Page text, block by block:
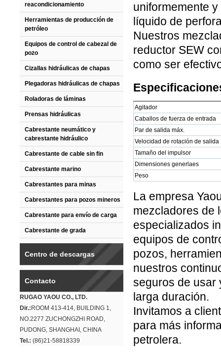
reacondicionamiento
Herramientas de producción de
petróleo
Equipos de control de cabezal de
pozo
Cizallas hidráulicas de chapas
Plegadoras hidráulicas de chapas
Roladoras de láminas
Prensas hidráulicas
Cabrestante neumático y
cabrestante hidráulico
Cabrestante de cable sin fin
Cabrestante marino
Cabrestantes para minas
Cabrestantes para pozos mineros
Cabrestante para envío de carga
Cabrestante de grada
Centro de descargas
Contacto
RUGAO YAOU CO., LTD.
Dir.: ROOM 413-414, BUILDING 1,
NO.2277 ZUCHONGZHI ROAD,
PUDONG, SHANGHAI, CHINA
Tel.: (86)21-58818339
uniformemente
líquido de
Nuestros
reductor SEW
como ser
Agitador
Caballos de fuerza de entrada
Par de salida máx.
Velocidad de rotación de salida
Tamaño del impulsor
Dimensiones generlaes
Peso
La empresa
mezcladores de
especializados
equipos de
pozos,
nuestros
seguros de usar
larga duración.
Invitamos a
para más
petrolera.